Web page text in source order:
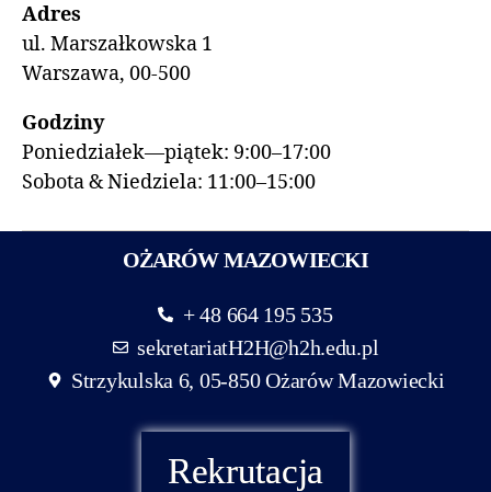
Adres
ul. Marszałkowska 1
Warszawa, 00-500
Godziny
Poniedziałek—piątek: 9:00–17:00
Sobota & Niedziela: 11:00–15:00
OŻARÓW MAZOWIECKI
+ 48 664 195 535
sekretariatH2H@h2h.edu.pl
Strzykulska 6, 05-850 Ożarów Mazowiecki
Rekrutacja